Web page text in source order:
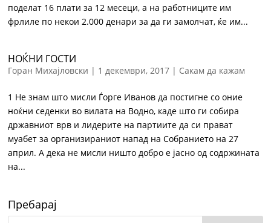
поделат 16 плати за 12 месеци, а на работниците им
фрлиле по некои 2.000 денари за да ги замолчат, ќе им...
НОЌНИ ГОСТИ
Горан Михајловски | 1 декември, 2017 | Сакам да кажам
1 Не знам што мисли Ѓорге Иванов да постигне со оние
ноќни седенки во вилата на Водно, каде што ги собира
државниот врв и лидерите на партиите да си прават
муабет за организираниот напад на Собранието на 27
април. А дека не мисли ништо добро е јасно од содржината
на...
Пребарај